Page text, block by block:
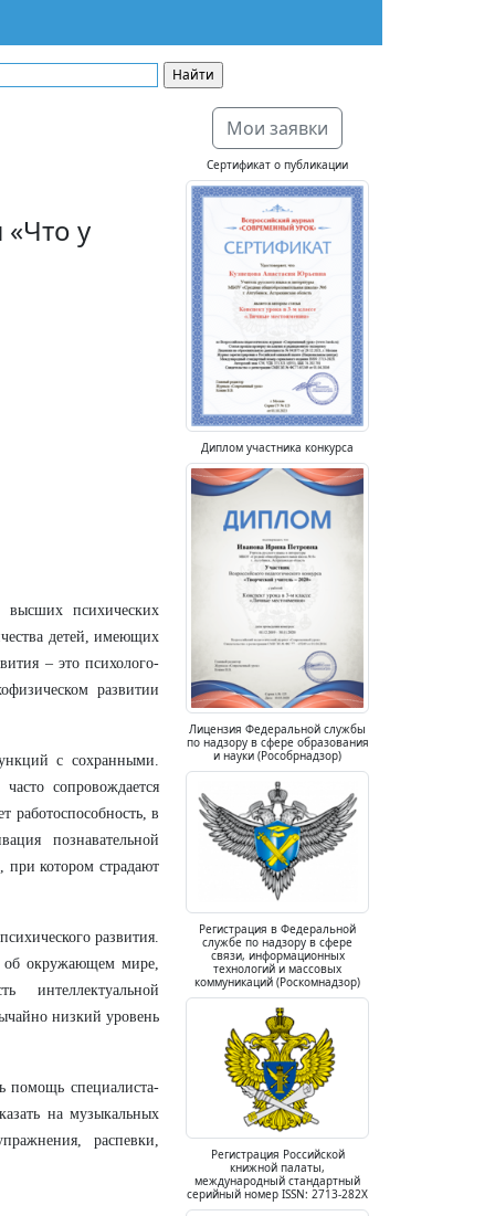
у
высших психических
детей, имеющих
– это психолого-
развитии
с сохранными.
сопровождается
работоспособность, в
познавательной
котором страдают
развития.
об окружающем мире,
интеллектуальной
низкий уровень
помощь специалиста-
на музыкальных
распевки,
Мои заявки
Сертификат о публикации
Диплом участника конкурса
Лицензия Федеральной службы
по надзору в сфере образования
и науки (Рособрнадзор)
Регистрация в Федеральной
службе по надзору в сфере
связи, информационных
технологий и массовых
коммуникаций (Роскомнадзор)
Регистрация Российской
книжной палаты,
международный стандартный
серийный номер ISSN: 2713-282X